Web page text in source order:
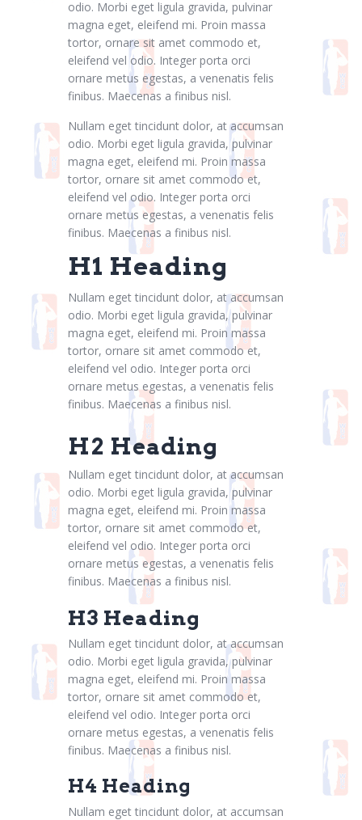
Contacts
odio. Morbi eget ligula gravida, pulvinar
magna eget, eleifend mi. Proin massa
tortor, ornare sit amet commodo et,
eleifend vel odio. Integer porta orci
ornare metus egestas, a venenatis felis
finibus. Maecenas a finibus nisl.
Nullam eget tincidunt dolor, at accumsan
odio. Morbi eget ligula gravida, pulvinar
magna eget, eleifend mi. Proin massa
tortor, ornare sit amet commodo et,
eleifend vel odio. Integer porta orci
ornare metus egestas, a venenatis felis
finibus. Maecenas a finibus nisl.
H1 Heading
Nullam eget tincidunt dolor, at accumsan
odio. Morbi eget ligula gravida, pulvinar
magna eget, eleifend mi. Proin massa
tortor, ornare sit amet commodo et,
eleifend vel odio. Integer porta orci
ornare metus egestas, a venenatis felis
finibus. Maecenas a finibus nisl.
H2 Heading
Nullam eget tincidunt dolor, at accumsan
odio. Morbi eget ligula gravida, pulvinar
magna eget, eleifend mi. Proin massa
tortor, ornare sit amet commodo et,
eleifend vel odio. Integer porta orci
ornare metus egestas, a venenatis felis
finibus. Maecenas a finibus nisl.
H3 Heading
Nullam eget tincidunt dolor, at accumsan
odio. Morbi eget ligula gravida, pulvinar
magna eget, eleifend mi. Proin massa
tortor, ornare sit amet commodo et,
eleifend vel odio. Integer porta orci
ornare metus egestas, a venenatis felis
finibus. Maecenas a finibus nisl.
H4 Heading
Nullam eget tincidunt dolor, at accumsan